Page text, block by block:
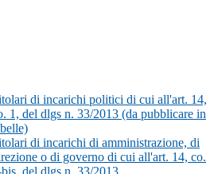
di incarichi politici di cui all'art. 14,
1, del dlgs n. 33/2013 (da pubblicare in
di incarichi di amministrazione, di
o di governo di cui all'art. 14, co.
del dlgs n. 33/2013